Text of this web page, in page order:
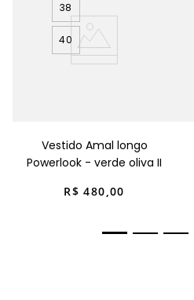
38
40
Vestido Amal longo
Powerlook - verde oliva II
R$ 480,00